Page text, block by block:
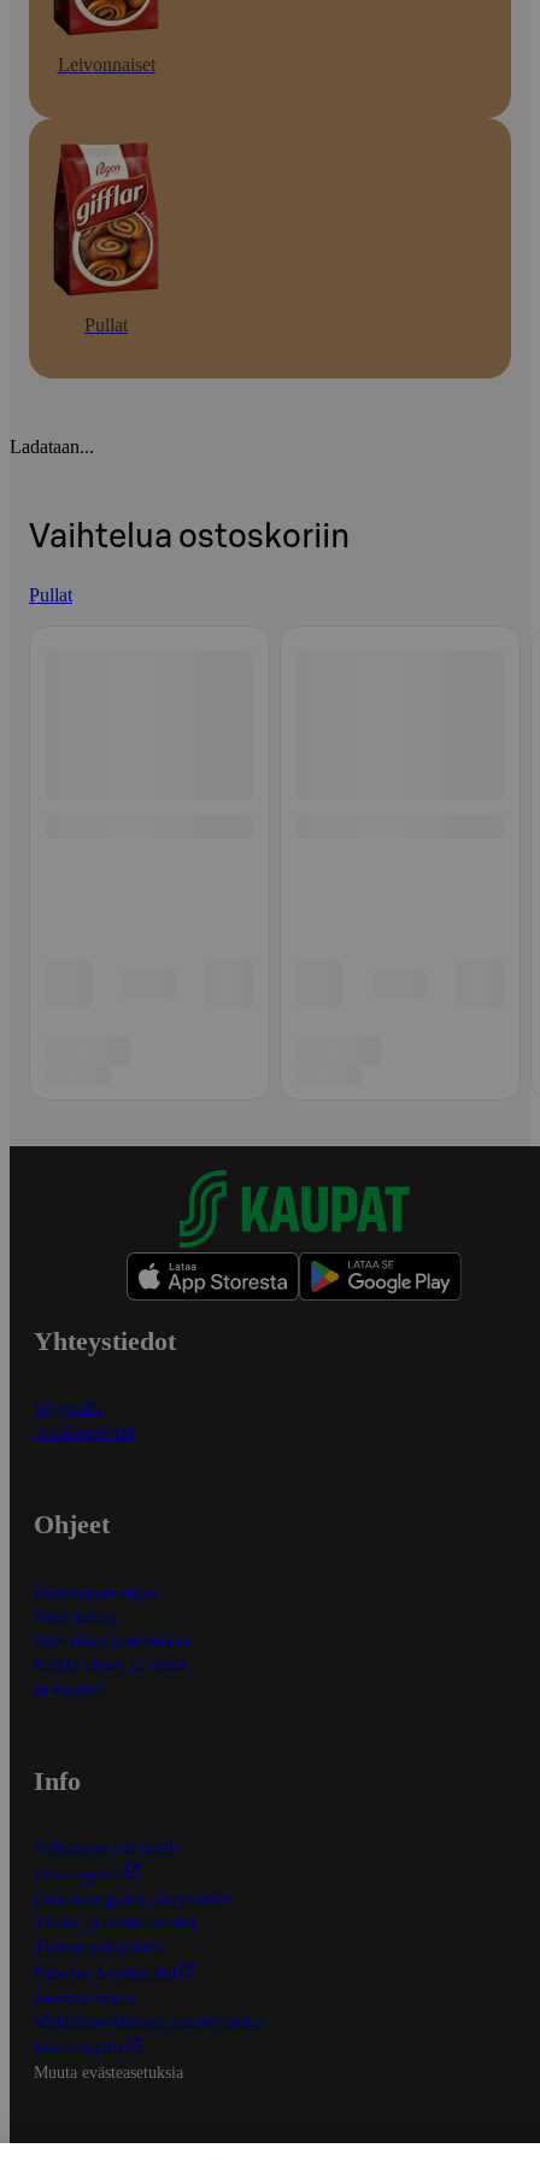
Leivonnaiset
Pullat
Ladataan...
Vaihtelua ostoskoriin
Pullat
Yhteystiedot
Myymälät
Asiakaspalvelu
Ohjeet
Ensitilaajan ohjeet
Näin maksat
Näin tilaat ja muokkaat
Kaikki ohjeet ja vinkit
In English
Info
S-Business yrityksille
Oiva-raportit
Osuuskauppojen yhteystiedot
Tilaus- ja toimitusehdot
Tietosuojakäytäntö
Palvelun käyttöehdot
Saavutettavuus
Mobiilisovelluksen saavutettavuus
Mainostajalle
Muuta evästeasetuksia